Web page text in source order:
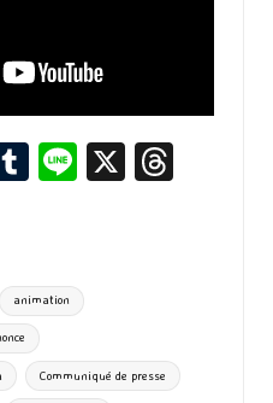
T
bl
r
Li X
animation
Communiqué de presse